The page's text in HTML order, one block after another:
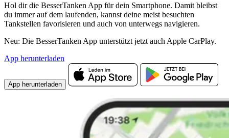
Hol dir die BesserTanken App für dein Smartphone. Damit bleibst
du immer auf dem laufenden, kannst deine meist besuchten
Tankstellen favorisieren und auch von unterwegs navigieren.
Neu: Die BesserTanken App unterstützt jetzt auch Apple CarPlay.
App herunterladen
App herunterladen